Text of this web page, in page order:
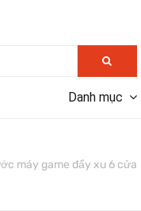
Danh mục
máy game đẩy xu 6 cửa